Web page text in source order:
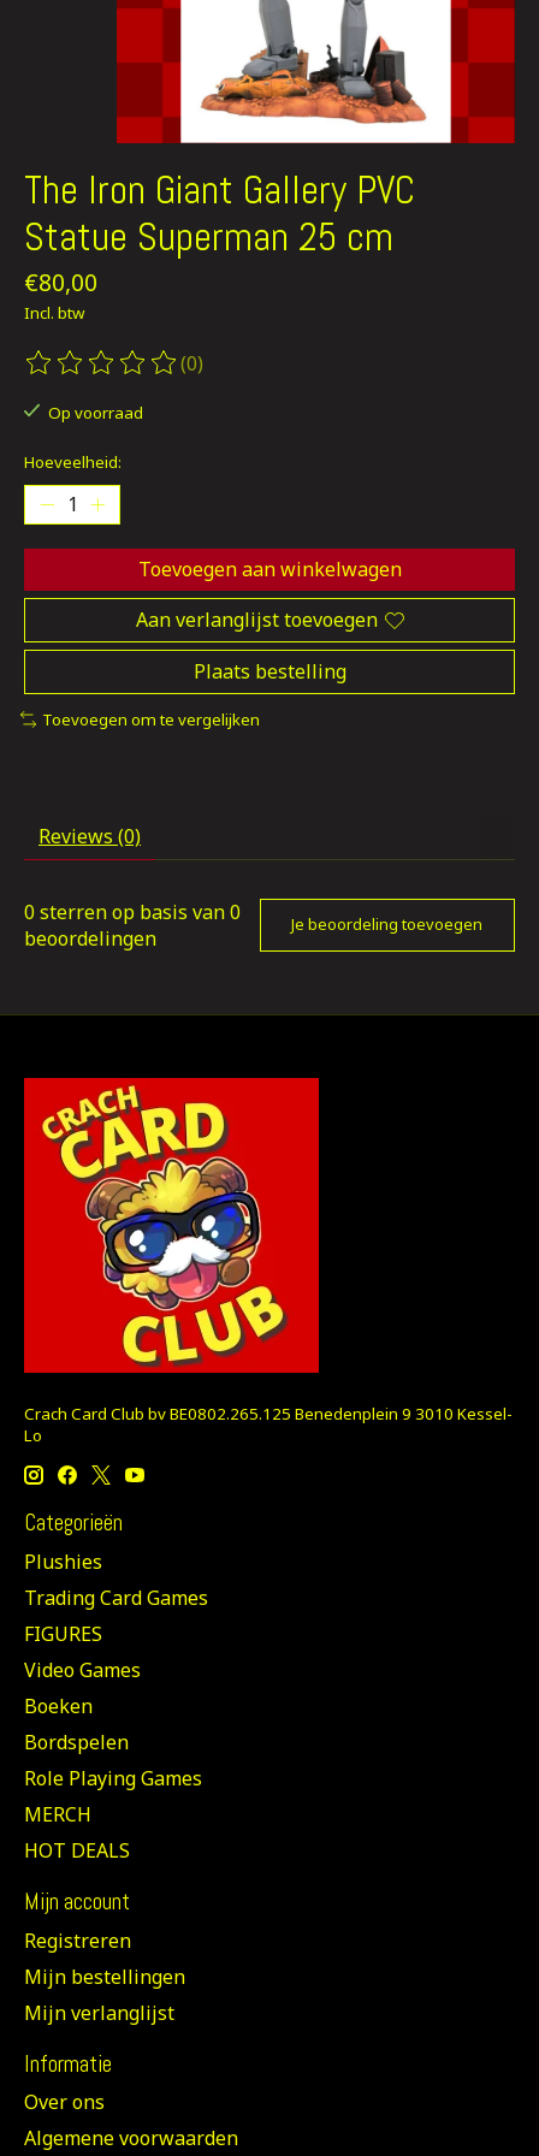
The Iron Giant Gallery PVC
Statue Superman 25 cm
€80,00
Incl. btw
De beoordeling van dit product is
(0)
Op voorraad
Hoeveelheid:
Toevoegen aan winkelwagen
Aan verlanglijst toevoegen
Plaats bestelling
Toevoegen om te vergelijken
Reviews (0)
0 sterren op basis van0
beoordelingen
Je beoordeling toevoegen
Crach Card Club bv BE0802.265.125 Benedenplein 9 3010 Kessel-
Lo
Categorieën
Plushies
Trading Card Games
FIGURES
Video Games
Boeken
Bordspelen
Role Playing Games
MERCH
HOT DEALS
Mijn account
Registreren
Mijn bestellingen
Mijn verlanglijst
Informatie
Over ons
Algemene voorwaarden